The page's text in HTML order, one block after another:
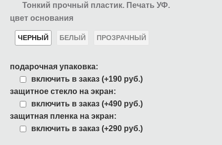
Тонкий прочный пластик. Печать УФ.
цвет основания
ЧЕРНЫЙ БЕЛЫЙ ПРОЗРАЧНЫЙ
подарочная упаковка:
включить в заказ (+190 руб.)
защитное стекло на экран:
включить в заказ (+490 руб.)
защитная пленка на экран:
включить в заказ (+290 руб.)